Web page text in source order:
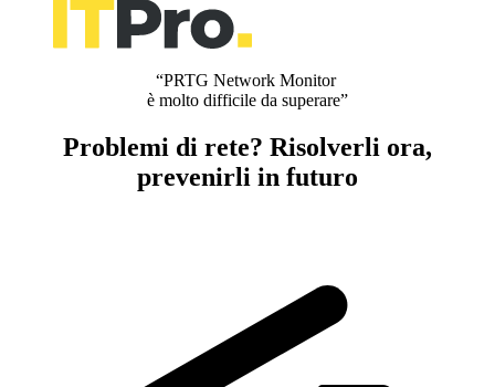
“PRTG Network Monitor
è molto difficile da superare”
Problemi di rete? Risolverli ora,
prevenirli in futuro